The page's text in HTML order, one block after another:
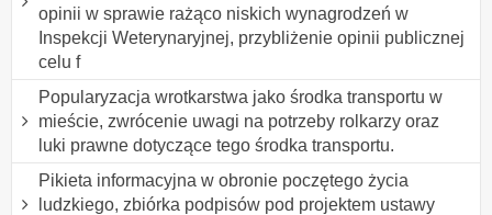
opinii w sprawie rażąco niskich wynagrodzeń w
Inspekcji Weterynaryjnej, przybliżenie opinii publicznej
celu f
Popularyzacja wrotkarstwa jako środka transportu w
mieście, zwrócenie uwagi na potrzeby rolkarzy oraz
luki prawne dotyczące tego środka transportu.
Pikieta informacyjna w obronie poczętego życia
ludzkiego, zbiórka podpisów pod projektem ustawy